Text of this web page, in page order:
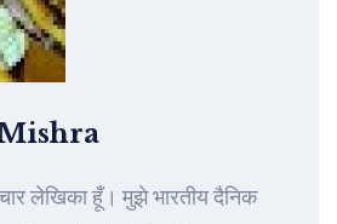
लेखिका हूँ। मुझे भारतीय दैनिक